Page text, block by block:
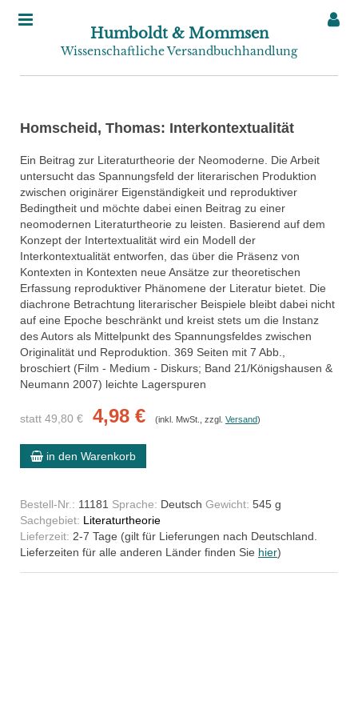
Humboldt & Mommsen
Wissenschaftliche Versandbuchhandlung
Homscheid, Thomas: Interkontextualität
Ein Beitrag zur Literaturtheorie der Neomoderne. Die Arbeit
untersucht das Spannungsfeld der literarischen Produktion
zwischen originärer Eigenständigkeit und reproduktiver
Bedingtheit und möchte dabei einen Beitrag zu einer
neomodernen Literaturtheorie zu leisten. Basierend auf dem
Konzept der Intertextualität wird ein Modell der
Interkontextualität entworfen, das über die Präsenz von
Kontexten in Kontexten neue Ansätze zur theoretischen
Erfassung reproduktiver Phänomene der Literatur bietet. Die
diachrone Betrachtung literarischer Beispiele bleibt dabei nicht
auf eine Epoche beschränkt und kreist stets um die Instanz
des Autors als Mittelpunkt des Spannungsfeldes zwischen
Originalität und Reproduktion. 369 Seiten mit 7 Abb.,
broschiert (Film - Medium - Diskurs; Band 21/Königshausen &
Neumann 2007) leichte Lagerspuren
statt 49,80 € 4,98 € (inkl. MwSt., zzgl. Versand)
in den Warenkorb
Bestell-Nr.: 11181 Sprache: Deutsch Gewicht: 545 g
Sachgebiet: Literaturtheorie
Lieferzeit: 2-7 Tage (gilt für Lieferungen nach Deutschland.
Lieferzeiten für alle anderen Länder finden Sie hier)